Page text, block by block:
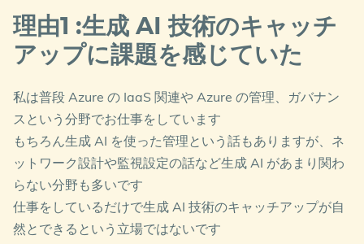
理由1 :生成 AI 技術のキャッチ
アップに課題を感じていた
私は普段 Azure の IaaS 関連や Azure の管理、ガバナン
スという分野でお仕事をしています
もちろん生成 AI を使った管理という話もありますが、ネ
ットワーク設計や監視設定の話など生成 AI があまり関わ
らない分野も多いです
仕事をしているだけで生成 AI 技術のキャッチアップが自
然とできるという立場ではないです